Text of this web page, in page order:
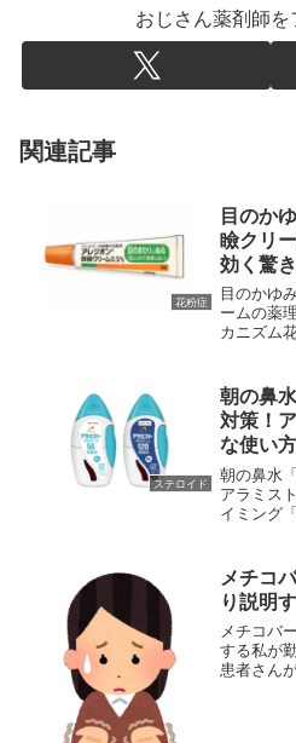
おじさん薬剤師
関連記事
花粉症
目のか
瞼クリ
効く驚
目のかゆ
ームの薬
カニズム
著しく低
まで、目
ステロイド
朝の鼻
対策！
な使い
朝の鼻水
アラミス
イミング
いつ使う
レルギー
メチコ
り説明
メチコバ
する私が
患者さん